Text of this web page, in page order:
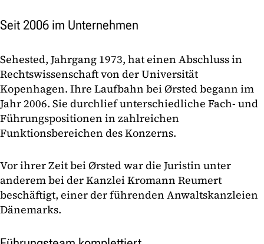
Seit 2006 im Unternehmen
Sehested, Jahrgang 1973, hat einen Abschluss in
Rechtswissenschaft von der Universität
Kopenhagen. Ihre Laufbahn bei Ørsted begann im
Jahr 2006. Sie durchlief unterschiedliche Fach- und
Führungspositionen in zahlreichen
Funktionsbereichen des Konzerns.
Vor ihrer Zeit bei Ørsted war die Juristin unter
anderem bei der Kanzlei Kromann Reumert
beschäftigt, einer der führenden Anwaltskanzleien
Dänemarks.